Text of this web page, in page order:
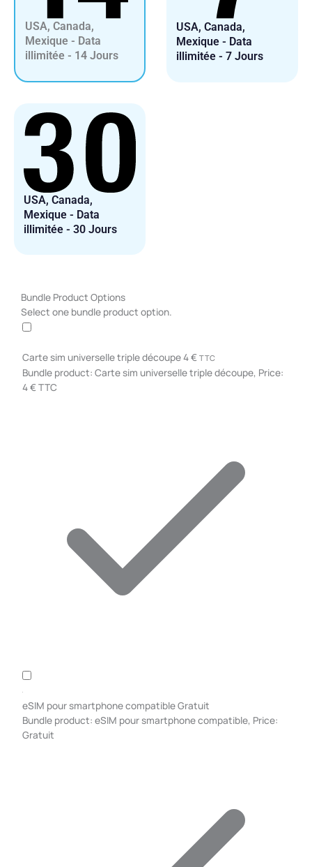
USA, Canada,
Mexique - Data
illimitée - 14 Jours
USA, Canada,
Mexique - Data
illimitée - 7 Jours
USA, Canada,
Mexique - Data
illimitée - 30 Jours
Bundle Product Options
Select one bundle product option.
Carte sim universelle triple découpe4€ TTC
Bundle product: Carte sim universelle triple découpe, Price:
4 € TTC
eSIM pour smartphone compatibleGratuit
Bundle product: eSIM pour smartphone compatible, Price:
Gratuit
quantité
de
Mexique
-